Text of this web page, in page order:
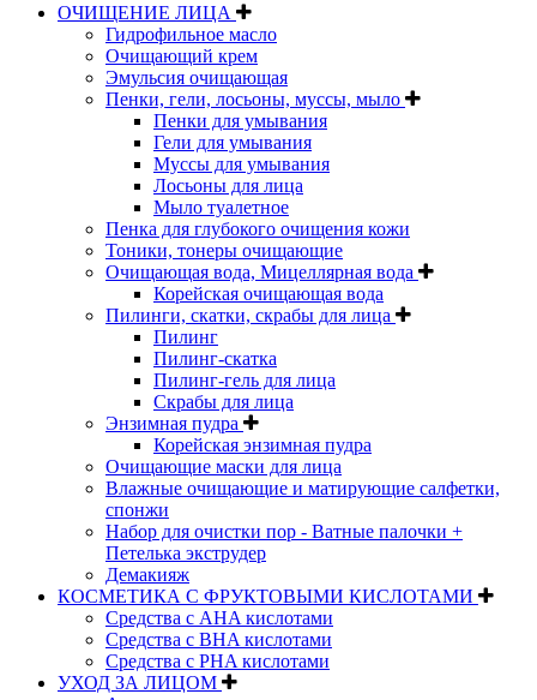
ОЧИЩЕНИЕ ЛИЦА
Гидрофильное масло
Очищающий крем
Эмульсия очищающая
Пенки, гели, лосьоны, муссы, мыло
Пенки для умывания
Гели для умывания
Муссы для умывания
Лосьоны для лица
Мыло туалетное
Пенка для глубокого очищения кожи
Тоники, тонеры очищающие
Очищающая вода, Мицеллярная вода
Корейская очищающая вода
Пилинги, скатки, скрабы для лица
Пилинг
Пилинг-скатка
Пилинг-гель для лица
Скрабы для лица
Энзимная пудра
Корейская энзимная пудра
Очищающие маски для лица
Влажные очищающие и матирующие салфетки,
спонжи
Набор для очистки пор - Ватные палочки +
Петелька экструдер
Демакияж
КОСМЕТИКА С ФРУКТОВЫМИ КИСЛОТАМИ
Средства с AHA кислотами
Средства с BHA кислотами
Средства с PHA кислотами
УХОД ЗА ЛИЦОМ